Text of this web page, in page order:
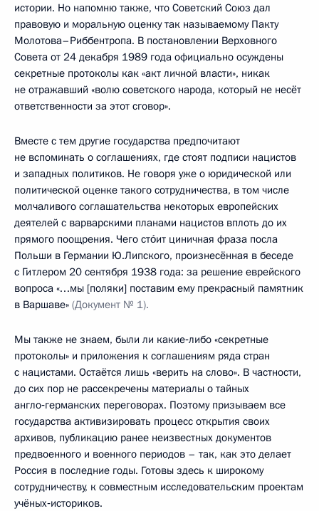
истории. Но напомню также, что Советский Союз дал
правовую и моральную оценку так называемому Пакту
Молотова–Риббентропа. В постановлении Верховного
Совета от 24 декабря 1989 года официально осуждены
секретные протоколы как «акт личной власти», никак
не отражавший «волю советского народа, который не несёт
ответственности за этот сговор».
Вместе с тем другие государства предпочитают
не вспоминать о соглашениях, где стоят подписи нацистов
и западных политиков. Не говоря уже о юридической или
политической оценке такого сотрудничества, в том числе
молчаливого соглашательства некоторых европейских
деятелей с варварскими планами нацистов вплоть до их
прямого поощрения. Чего стóит циничная фраза посла
Польши в Германии Ю.Липского, произнесённая в беседе
с Гитлером 20 сентября 1938 года: за решение еврейского
вопроса «…мы [поляки] поставим ему прекрасный памятник
в Варшаве» (Документ № 1).
Мы также не знаем, были ли какие‑либо «секретные
протоколы» и приложения к соглашениям ряда стран
с нацистами. Остаётся лишь «верить на слово». В частности,
до сих пор не рассекречены материалы о тайных
англо‑германских переговорах. Поэтому призываем все
государства активизировать процесс открытия своих
архивов, публикацию ранее неизвестных документов
предвоенного и военного периодов – так, как это делает
Россия в последние годы. Готовы здесь к широкому
сотрудничеству, к совместным исследовательским проектам
учёных‑историков.